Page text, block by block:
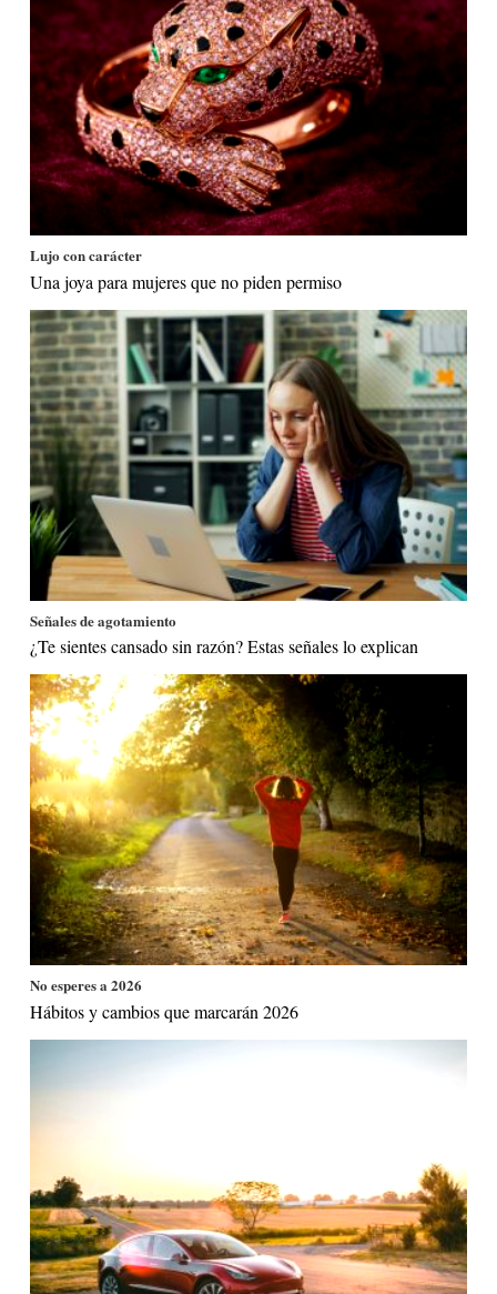
Lujo con carácter
Una joya para mujeres que no piden permiso
Señales de agotamiento
¿Te sientes cansado sin razón? Estas señales lo explican
No esperes a 2026
Hábitos y cambios que marcarán 2026